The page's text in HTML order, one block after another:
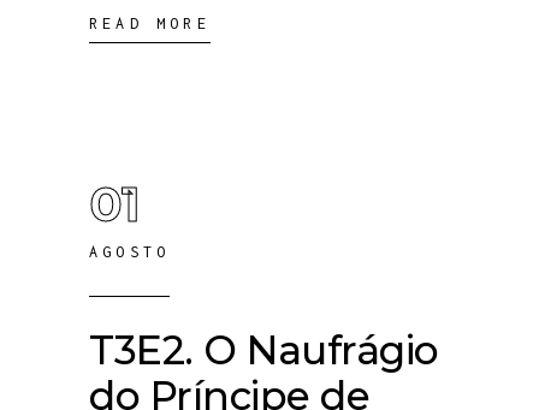
READ MORE
01
AGOSTO
T3E2. O Naufrágio
do Príncipe de